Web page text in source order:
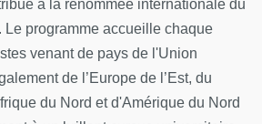
à la renommée internationale du
Le programme accueille chaque
venant de pays de l'Union
de l’Europe de l’Est, du
du Nord et d'Amérique du Nord